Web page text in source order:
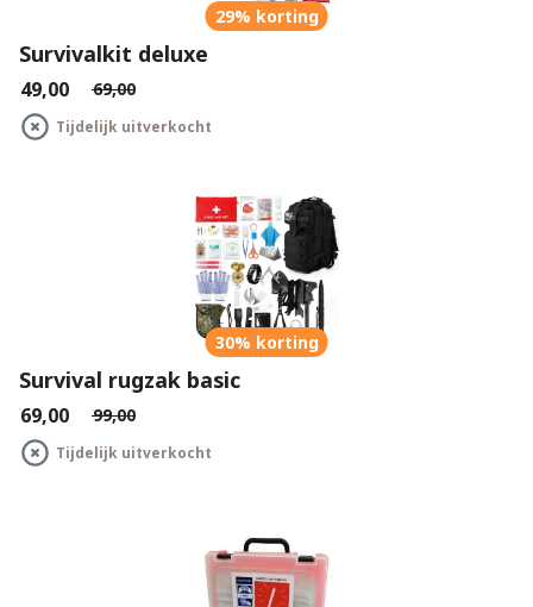
29% korting
Survivalkit deluxe
€49,00 €69,00
Tijdelijk uitverkocht
30% korting
Survival rugzak basic
€69,00 €99,00
Tijdelijk uitverkocht